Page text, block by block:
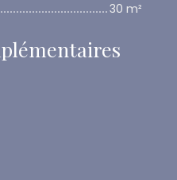
30 m²